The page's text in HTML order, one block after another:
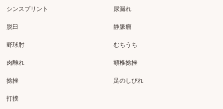
シンスプリント
脱臼
野球肘
肉離れ
捻挫
尿漏れ
静脈瘤
むちうち
頸椎捻挫
足のしびれ
打撲